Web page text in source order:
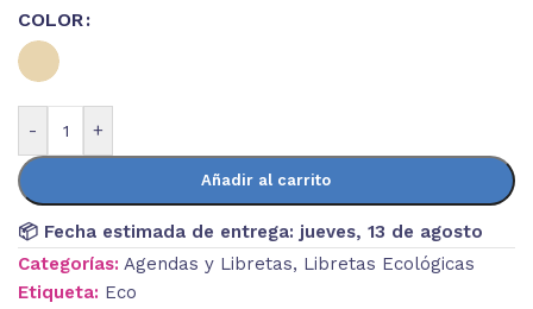
COLOR
- +
Añadir al carrito
📦 Fecha estimada de entrega: jueves, 13 de agosto
Categorías: Agendas y Libretas, Libretas Ecológicas
Etiqueta: Eco